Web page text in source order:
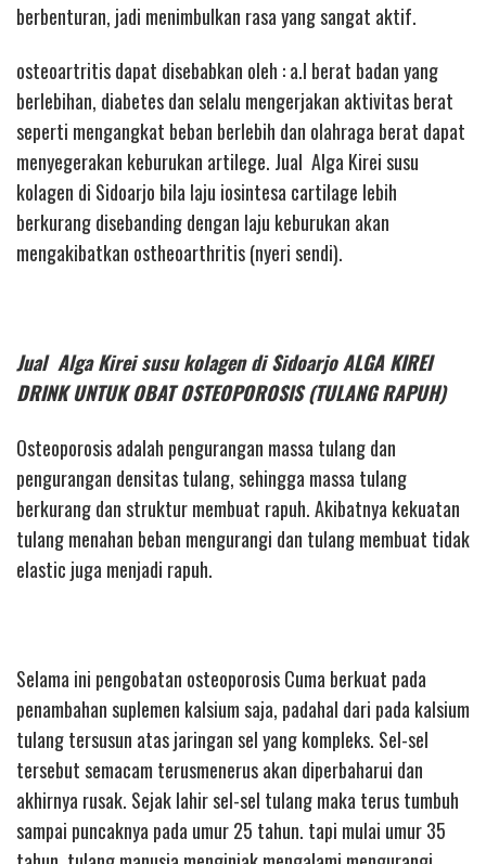
berbenturan, jadi menimbulkan rasa yang sangat aktif.
osteoartritis dapat disebabkan oleh : a.l berat badan yang
berlebihan, diabetes dan selalu mengerjakan aktivitas berat
seperti mengangkat beban berlebih dan olahraga berat dapat
menyegerakan keburukan artilege. Jual Alga Kirei susu
kolagen di Sidoarjo bila laju iosintesa cartilage lebih
berkurang disebanding dengan laju keburukan akan
mengakibatkan ostheoarthritis (nyeri sendi).
Jual Alga Kirei susu kolagen di Sidoarjo ALGA KIREI
DRINK UNTUK OBAT OSTEOPOROSIS (TULANG RAPUH)
Osteoporosis adalah pengurangan massa tulang dan
pengurangan densitas tulang, sehingga massa tulang
berkurang dan struktur membuat rapuh. Akibatnya kekuatan
tulang menahan beban mengurangi dan tulang membuat tidak
elastic juga menjadi rapuh.
Selama ini pengobatan osteoporosis Cuma berkuat pada
penambahan suplemen kalsium saja, padahal dari pada kalsium
tulang tersusun atas jaringan sel yang kompleks. Sel-sel
tersebut semacam terusmenerus akan diperbaharui dan
akhirnya rusak. Sejak lahir sel-sel tulang maka terus tumbuh
sampai puncaknya pada umur 25 tahun. tapi mulai umur 35